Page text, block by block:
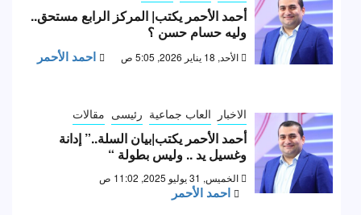
أحمد الأحمر يكتب| المركز الرابع مستحق..
وليه حسام حسن ؟
الأحد, 18 يناير 2026, 5:05 ص احمد الأحمر
الاخبار العاب جماعية رئيسى مقالات
أحمد الأحمر يكتب|بيان السلة..” إدانة
وغسيل يد .. وليس بطولة “
الخميس, 31 يوليو 2025, 11:02 ص
احمد الأحمر